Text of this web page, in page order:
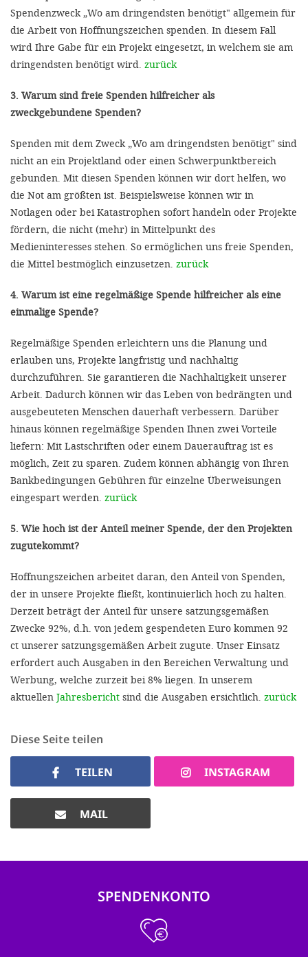
Spendenzweck „Wo am dringendsten benötigt" allgemein für
die Arbeit von Hoffnungszeichen spenden. In diesem Fall
wird Ihre Gabe für ein Projekt eingesetzt, in welchem sie am
dringendsten benötigt wird. zurück
3. Warum sind freie Spenden hilfreicher als
zweckgebundene Spenden?
Spenden mit dem Zweck „Wo am dringendsten benötigt" sind
nicht an ein Projektland oder einen Schwerpunktbereich
gebunden. Mit diesen Spenden können wir dort helfen, wo
die Not am größten ist. Beispielsweise können wir in
Notlagen oder bei Katastrophen sofort handeln oder Projekte
fördern, die nicht (mehr) in Mittelpunkt des
Medieninteresses stehen. So ermöglichen uns freie Spenden,
die Mittel bestmöglich einzusetzen. zurück
4. Warum ist eine regelmäßige Spende hilfreicher als eine
einmalige Spende?
Regelmäßige Spenden erleichtern uns die Planung und
erlauben uns, Projekte langfristig und nachhaltig
durchzuführen. Sie garantieren die Nachhaltigkeit unserer
Arbeit. Dadurch können wir das Leben von bedrängten und
ausgebeuteten Menschen dauerhaft verbessern. Darüber
hinaus können regelmäßige Spenden Ihnen zwei Vorteile
liefern: Mit Lastschriften oder einem Dauerauftrag ist es
möglich, Zeit zu sparen. Zudem können abhängig von Ihren
Bankbedingungen Gebühren für einzelne Überweisungen
eingespart werden. zurück
5. Wie hoch ist der Anteil meiner Spende, der den Projekten
zugutekommt?
Hoffnungszeichen arbeitet daran, den Anteil von Spenden,
der in unsere Projekte fließt, kontinuierlich hoch zu halten.
Derzeit beträgt der Anteil für unsere satzungsgemäßen
Zwecke 92%, d.h. von jedem gespendeten Euro kommen 92
ct unserer satzungsgemäßen Arbeit zugute. Unser Einsatz
erfordert auch Ausgaben in den Bereichen Verwaltung und
Werbung, welche zurzeit bei 8% liegen. In unserem
aktuellen Jahresbericht sind die Ausgaben ersichtlich. zurück
Diese Seite teilen
TEILEN INSTAGRAM
MAIL
SPENDENKONTO